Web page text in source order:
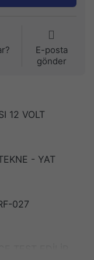
E-posta
gönder
12 VOLT
- YAT
027
TEST EDİLİP